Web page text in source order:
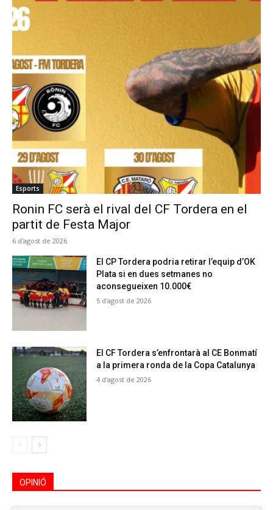
Esports
Ronin FC serà el rival del CF Tordera en el
partit de Festa Major
6 d'agost de 2026
El CP Tordera podria retirar l’equip d’OK
Plata si en dues setmanes no
aconsegueixen 10.000€
5 d'agost de 2026
El CF Tordera s’enfrontarà al CE Bonmatí
a la primera ronda de la Copa Catalunya
4 d'agost de 2026
OPINIÓ